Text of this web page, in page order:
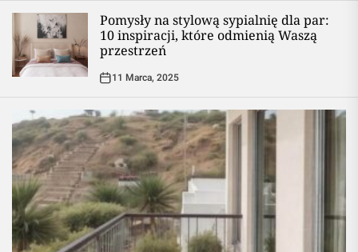
Pomysły na stylową sypialnię dla par:
10 inspiracji, które odmienią Waszą
przestrzeń
11 Marca, 2025